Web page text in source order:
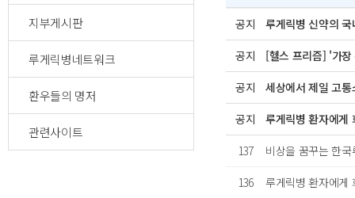
지부게시판
루게릭병네트워크
환우들의 명저
관련사이트
공지
루게릭병 신약의
공지
[헬스 프리즘] '가
공지
세상에서 제일 고
공지
루게릭병 환자에게
137
비상을 꿈꾸는 한
136
루게릭병 환자에게